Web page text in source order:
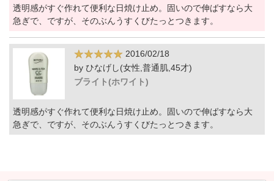
透明感がすぐ作れて便利な日焼け止め。固いので伸ばすなら大
急ぎで、ですが、そのぶんうすくびたっとつきます。
2016/02/18
by ひなげし(女性,普通肌,45才)
ブライト(ホワイト)
透明感がすぐ作れて便利な日焼け止め。固いので伸ばすなら大
急ぎで、ですが、そのぶんうすくびたっとつきます。